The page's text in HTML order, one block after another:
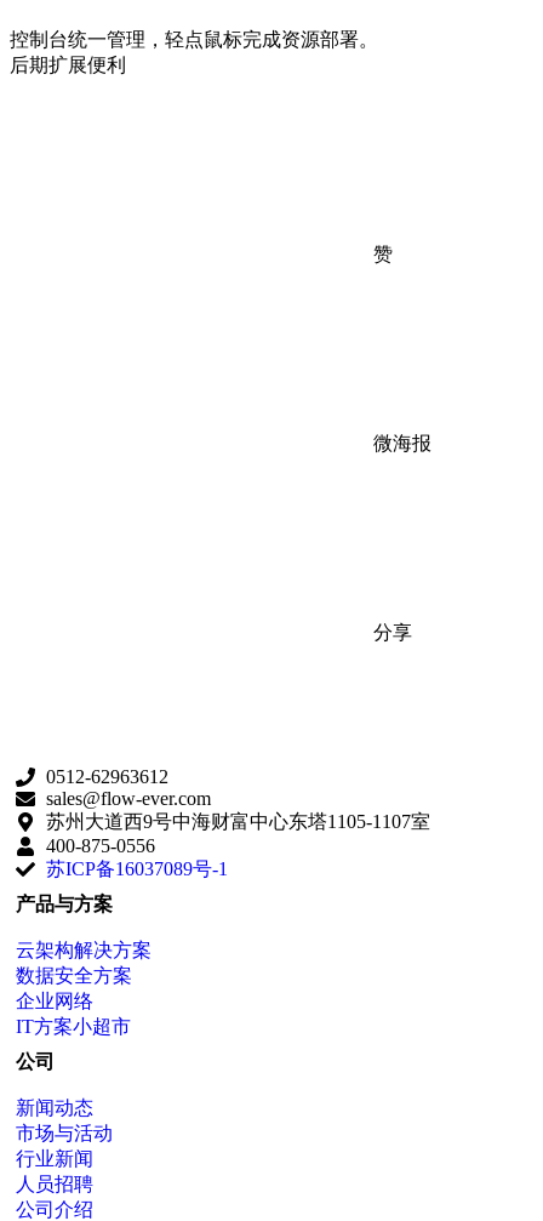
控制台统一管理，轻点鼠标完成资源部署。
后期扩展便利
赞
微海报
分享
0512-62963612
sales@flow-ever.com
苏州大道西9号中海财富中心东塔1105-1107室
400-875-0556
苏ICP备16037089号-1
产品与方案
云架构解决方案
数据安全方案
企业网络
IT方案小超市
公司
新闻动态
市场与活动
行业新闻
人员招聘
公司介绍